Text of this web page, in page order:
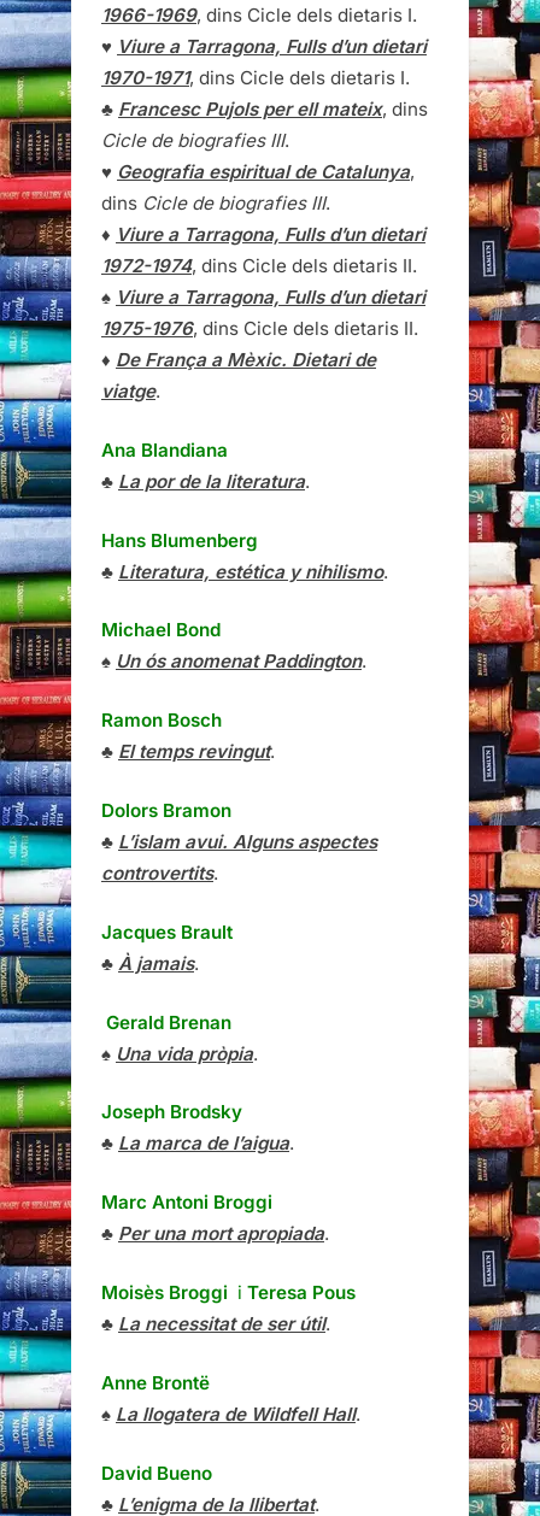
1966-1969, dins Cicle dels dietaris I.
♥ Viure a Tarragona, Fulls d’un dietari
1970-1971, dins Cicle dels dietaris I.
♣ Francesc Pujols per ell mateix, dins
Cicle de biografies III.
♥ Geografia espiritual de Catalunya,
dins Cicle de biografies III.
♦ Viure a Tarragona, Fulls d’un dietari
1972-1974, dins Cicle dels dietaris II.
♠ Viure a Tarragona, Fulls d’un dietari
1975-1976, dins Cicle dels dietaris II.
♦ De França a Mèxic. Dietari de
viatge.
Ana Blandiana
♣ La por de la literatura.
Hans Blumenberg
♣ Literatura, estética y nihilismo.
Michael Bond
♠ Un ós anomenat Paddington.
Ramon Bosch
♣ El temps revingut.
Dolors Bramon
♣ L’islam avui. Alguns aspectes
controvertits.
Jacques Brault
♣ À jamais.
Gerald Brenan
♠ Una vida pròpia.
Joseph Brodsky
♣ La marca de l’aigua.
Marc Antoni Broggi
♣ Per una mort apropiada.
Moisès Broggi i Teresa Pous
♣ La necessitat de ser útil.
Anne Brontë
♠ La llogatera de Wildfell Hall.
David Bueno
♣ L’enigma de la llibertat.